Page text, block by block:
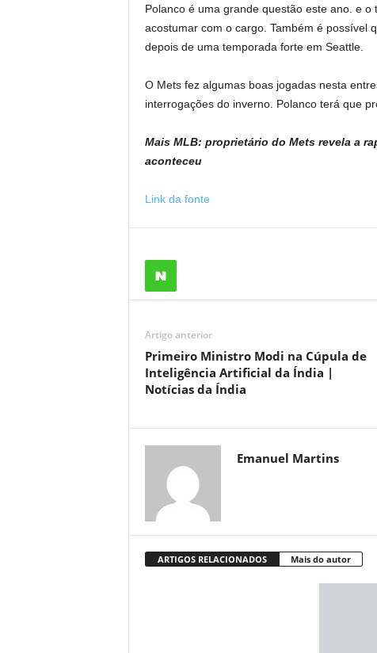
Polanco é uma grande questão este ano. e
acostumar com o cargo. Também é possível
depois de uma temporada forte em Seattle.
O Mets fez algumas boas jogadas nesta
interrogações do inverno. Polanco terá que
Mais MLB: proprietário do Mets revela a
aconteceu
Link da fonte
Artigo anterior
Primeiro Ministro Modi na Cúpula de
Inteligência Artificial da Índia |
Notícias da Índia
Emanuel Martins
ARTIGOS RELACIONADOS Mais do autor